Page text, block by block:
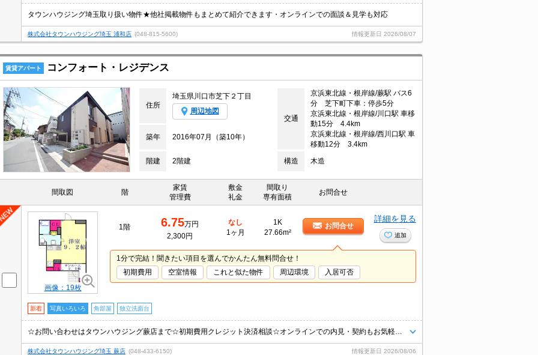
タウンハウジング埼玉取り扱い物件★他社掲載物件もまとめて紹介できます・オンラインでの面談＆見学も対応
株式会社タウンハウジング埼玉 浦和店 (048-815-5600) 情報更新日 2026/08/07
賃貸アパート コンフォート・レジデンス
住所
埼玉県川口市芝下２丁目
周辺地図
交通
京浜東北線・根岸線/蕨駅 バス6
分 芝下町下車：停歩5分
京浜東北線・根岸線/川口駅 車移
動15分 4.4km
京浜東北線・根岸線/西川口駅 車
移動12分 3.4km
築年 2016年07月（築10年）
階建 2階建 構造 木造
間取図 階
家賃
管理費
敷金
礼金
間取り
専有面積
お問合せ
画像：19枚
1階 6.75万円
2,300円
なし
1ヶ月
1K
27.66m²
お問合せ
詳細を見る
追加
1分で完結！聞きたい項目を選んでかんたん無料問合せ！
初期費用
空室情報 これと似た物件 周辺環境 入居可否
新着 写真いろいろ 角部屋 独立洗面台
株式会社タウンハウジング埼玉 蕨店 (048-433-6150) 情報更新日 2026/08/06